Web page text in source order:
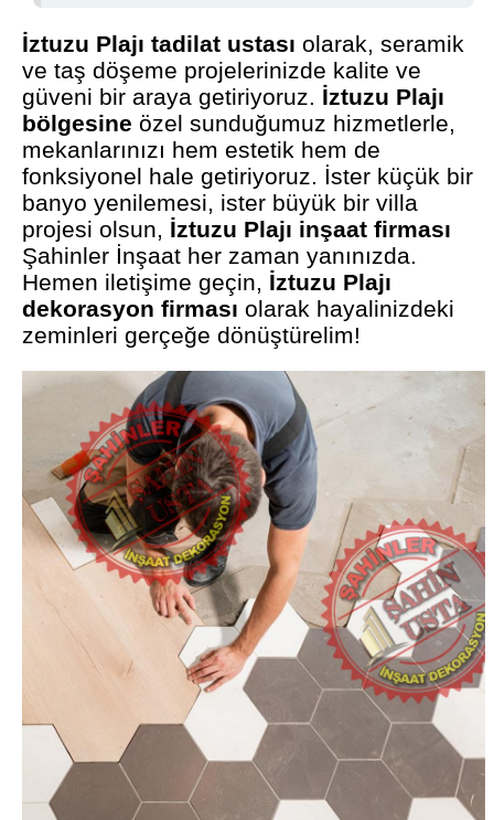
İztuzu Plajı tadilat ustası olarak, seramik
ve taş döşeme projelerinizde kalite ve
güveni bir araya getiriyoruz. İztuzu Plajı
bölgesine özel sunduğumuz hizmetlerle,
mekanlarınızı hem estetik hem de
fonksiyonel hale getiriyoruz. İster küçük bir
banyo yenilemesi, ister büyük bir villa
projesi olsun, İztuzu Plajı inşaat firması
Şahinler İnşaat her zaman yanınızda.
Hemen iletişime geçin, İztuzu Plajı
dekorasyon firması olarak hayalinizdeki
zeminleri gerçeğe dönüştürelim!